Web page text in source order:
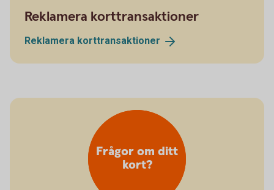
Reklamera korttransaktioner
Reklamera korttransaktioner
Frågor om ditt
kort?